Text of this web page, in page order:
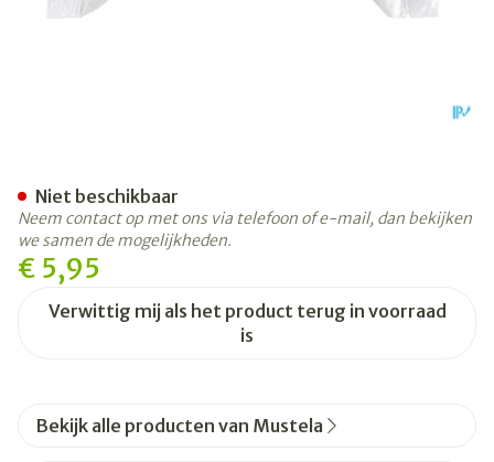
€ 5,95
Verwittig mij als het product terug in voorraad
is
Niet beschikbaar
Neem contact op met ons via telefoon of e-mail, dan bekijken
we samen de mogelijkheden.
Bekijk alle producten van Mustela